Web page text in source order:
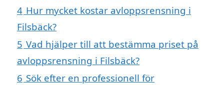
4 Hur mycket kostar avloppsrensning i
Filsbäck?
5 Vad hjälper till att bestämma priset på
avloppsrensning i Filsbäck?
6 Sök efter en professionell för